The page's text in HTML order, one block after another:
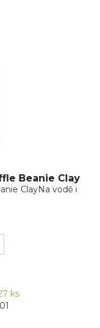
Beanie Clay
ClayNa vodě i
ks